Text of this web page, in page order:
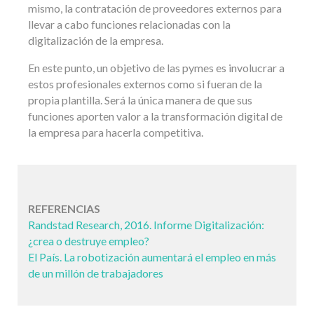
mismo, la contratación de proveedores externos para
llevar a cabo funciones relacionadas con la
digitalización de la empresa.
En este punto, un objetivo de las pymes es involucrar a
estos profesionales externos como si fueran de la
propia plantilla. Será la única manera de que sus
funciones aporten valor a la transformación digital de
la empresa para hacerla competitiva.
REFERENCIAS
Randstad Research, 2016. Informe Digitalización:
¿crea o destruye empleo?
El País. La robotización aumentará el empleo en más
de un millón de trabajadores